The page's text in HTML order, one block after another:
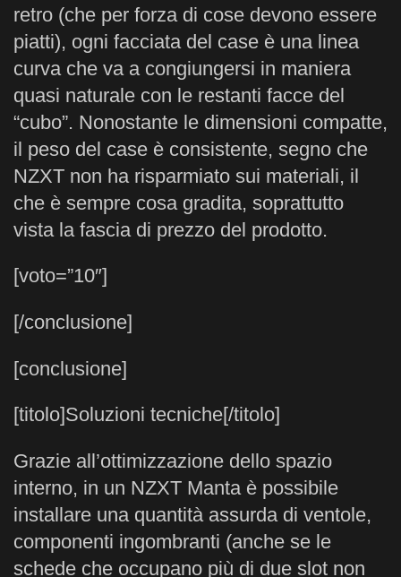
retro (che per forza di cose devono essere
piatti), ogni facciata del case è una linea
curva che va a congiungersi in maniera
quasi naturale con le restanti facce del
“cubo”. Nonostante le dimensioni compatte,
il peso del case è consistente, segno che
NZXT non ha risparmiato sui materiali, il
che è sempre cosa gradita, soprattutto
vista la fascia di prezzo del prodotto.
[voto=”10″]
[/conclusione]
[conclusione]
[titolo]Soluzioni tecniche[/titolo]
Grazie all’ottimizzazione dello spazio
interno, in un NZXT Manta è possibile
installare una quantità assurda di ventole,
componenti ingombranti (anche se le
schede che occupano più di due slot non